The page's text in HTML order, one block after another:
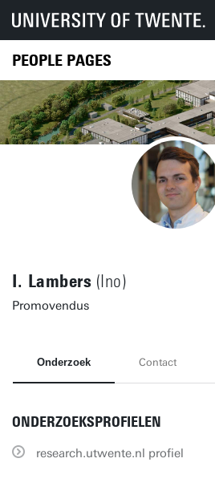
PEOPLE PAGES
I. Lambers (Ino)
Promovendus
Onderzoek Contact
ONDERZOEKSPROFIELEN
research.utwente.nl profiel